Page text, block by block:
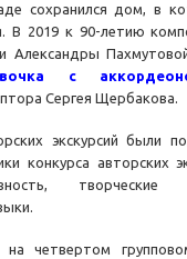
сохранился дом, в
В 2019 к 90-летию
Александры
с
Сергея Щербакова.
экскурсий были
конкурса авторских
творческие
четвертом